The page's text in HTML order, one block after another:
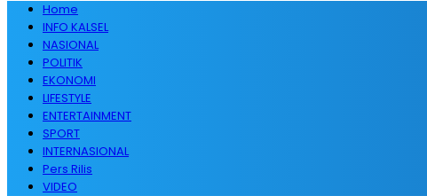
Home
INFO KALSEL
NASIONAL
POLITIK
EKONOMI
LIFESTYLE
ENTERTAINMENT
SPORT
INTERNASIONAL
Pers Rilis
VIDEO